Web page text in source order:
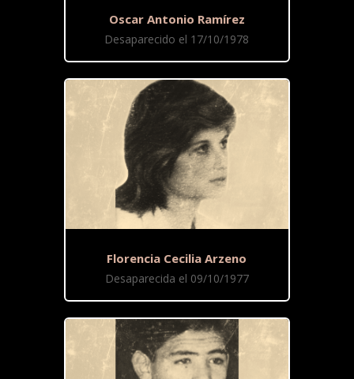
Oscar Antonio Ramírez
Desaparecido el 17/10/1978
Florencia Cecilia Arzeno
Desaparecida el 09/10/1977